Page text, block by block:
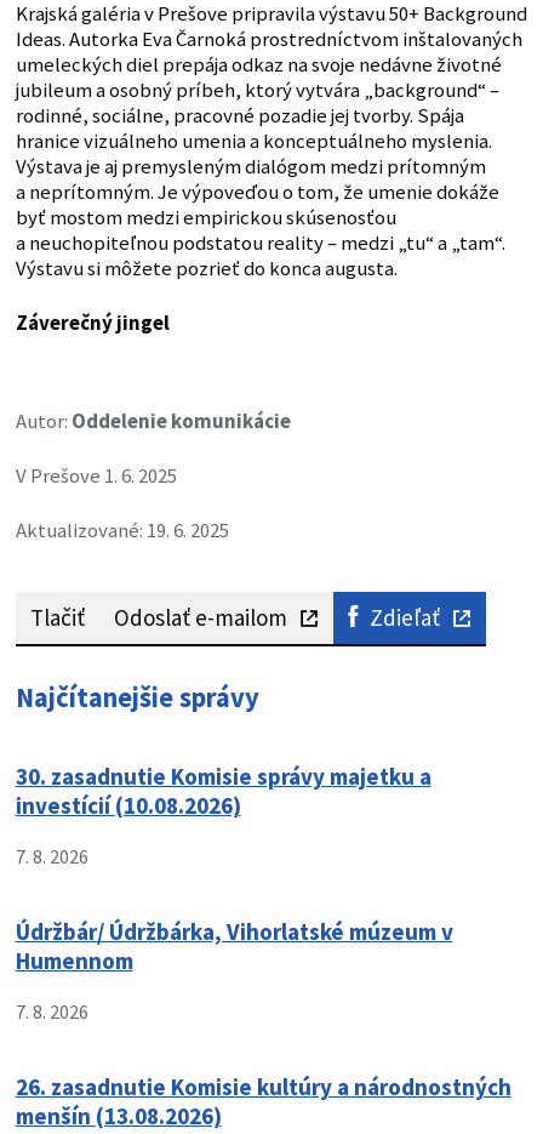
Krajská galéria v Prešove pripravila výstavu 50+ Background
Ideas. Autorka Eva Čarnoká prostredníctvom inštalovaných
umeleckých diel prepája odkaz na svoje nedávne životné
jubileum a osobný príbeh, ktorý vytvára „background“ –
rodinné, sociálne, pracovné pozadie jej tvorby. Spája
hranice vizuálneho umenia a konceptuálneho myslenia.
Výstava je aj premysleným dialógom medzi prítomným
a neprítomným. Je výpoveďou o tom, že umenie dokáže
byť mostom medzi empirickou skúsenosťou
a neuchopiteľnou podstatou reality – medzi „tu“ a „tam“.
Výstavu si môžete pozrieť do konca augusta.
Záverečný jingel
Autor: Oddelenie komunikácie
V Prešove 1. 6. 2025
Aktualizované: 19. 6. 2025
Tlačiť Odoslať e-mailom Zdieľať
Najčítanejšie správy
30. zasadnutie Komisie správy majetku a
investícií (10.08.2026)
7. 8. 2026
Údržbár/ Údržbárka, Vihorlatské múzeum v
Humennom
7. 8. 2026
26. zasadnutie Komisie kultúry a národnostných
menšín (13.08.2026)